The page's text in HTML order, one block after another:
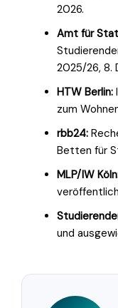
2026.
Amt für
2025/26, 8.
HTW Berlin:
zum
rbb24:
Betten für
MLP/IW
und